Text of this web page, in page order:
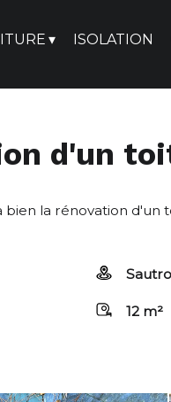
ISOLATION
d'un
la rénovation d'un
12 m²